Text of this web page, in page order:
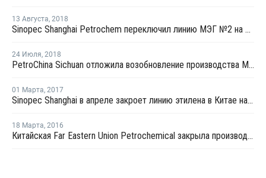
13 Августа, 2018
Sinopec Shanghai Petrochem переключил линию МЭГ №2 на выпуск окиси этилена в Китае
24 Июля, 2018
PetroChina Sichuan отложила возобновление производства МЭГ на конец июля
01 Марта, 2017
Sinopec Shanghai в апреле закроет линию этилена в Китае на профилактику
18 Марта, 2016
Китайская Far Eastern Union Petrochemical закрыла производство МЭГ на ремонт